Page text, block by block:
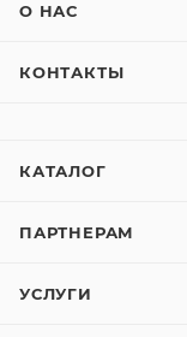
О НАС
КОНТАКТЫ
КАТАЛОГ
ПАРТНЕРАМ
УСЛУГИ